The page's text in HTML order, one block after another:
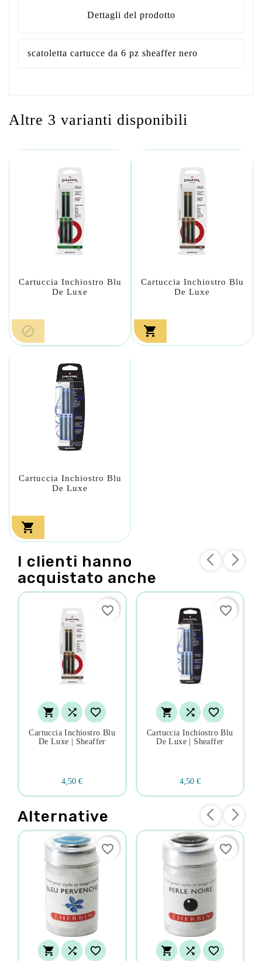
Dettagli del prodotto
scatoletta cartucce da 6 pz sheaffer nero
Altre 3 varianti disponibili
Cartuccia Inchiostro Blu
De Luxe

Cartuccia Inchiostro Blu
De Luxe

Cartuccia Inchiostro Blu
De Luxe

I clienti hanno
acquistato anche
  
Cartuccia Inchiostro Blu
De Luxe | Sheaffer
4,50 €
favorite_border
  
Cartuccia Inchiostro Blu
De Luxe | Sheaffer
4,50 €
favorite_border
Alternative
  
favorite_border
  
favorite_border